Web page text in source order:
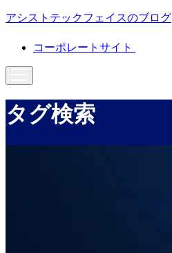
アシストテックフェイスのブログ
コーポレートサイト
タグ検索